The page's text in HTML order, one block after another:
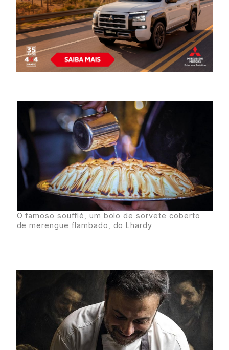
O famoso soufflé, um bolo de sorvete coberto
de merengue flambado, do Lhardy